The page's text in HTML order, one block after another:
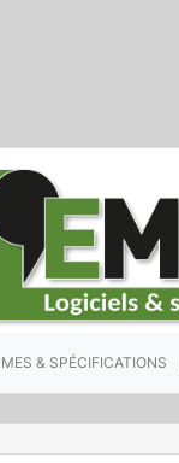
& SPÉCIFICATIONS